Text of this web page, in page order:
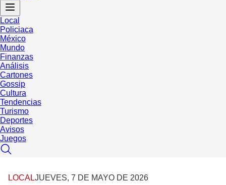
Local
Policiaca
México
Mundo
Finanzas
Análisis
Cartones
Gossip
Cultura
Tendencias
Turismo
Deportes
Avisos
Juegos
LOCALJUEVES, 7 DE MAYO DE 2026